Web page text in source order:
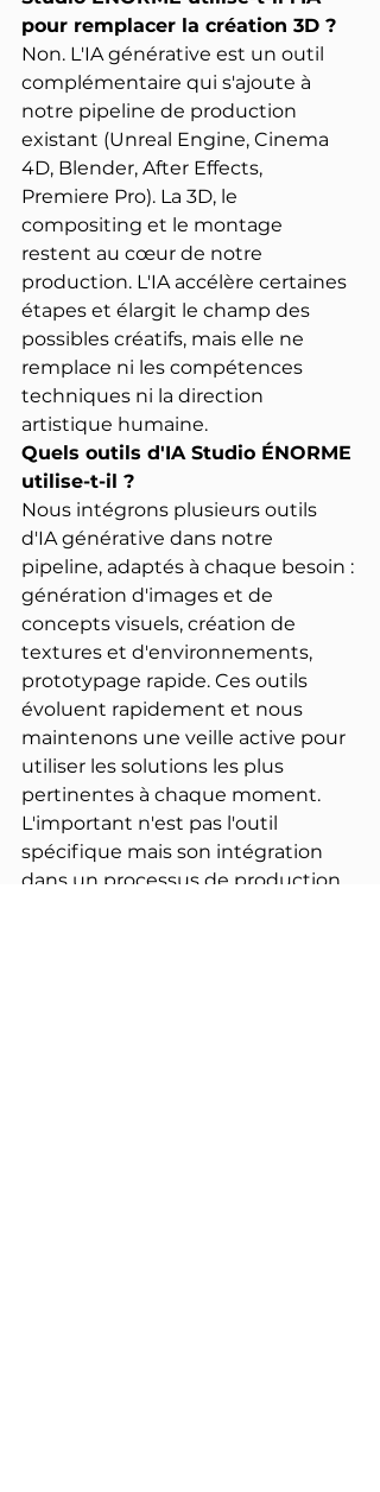
pour remplacer la création 3D ?
Non. L'IA générative est un outil
complémentaire qui s'ajoute à
notre pipeline de production
existant (Unreal Engine, Cinema
4D, Blender, After Effects,
Premiere Pro). La 3D, le
compositing et le montage
restent au cœur de notre
production. L'IA accélère certaines
étapes et élargit le champ des
possibles créatifs, mais elle ne
remplace ni les compétences
techniques ni la direction
artistique humaine.
Quels outils d'IA Studio ÉNORME
utilise-t-il ?
Nous intégrons plusieurs outils
d'IA générative dans notre
pipeline, adaptés à chaque besoin :
génération d'images et de
concepts visuels, création de
textures et d'environnements,
prototypage rapide. Ces outils
évoluent rapidement et nous
maintenons une veille active pour
utiliser les solutions les plus
pertinentes à chaque moment.
L'important n'est pas l'outil
spécifique mais son intégration
dans un processus de production